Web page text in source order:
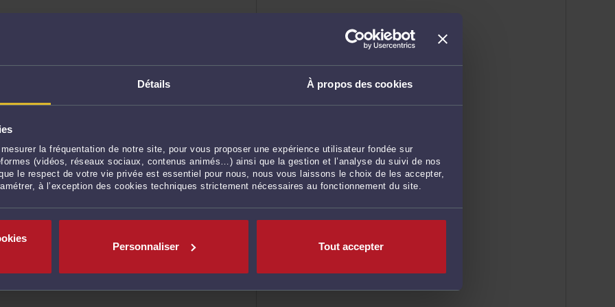
Détails À propos des cookies
la fréquentation de notre site, pour vous proposer une expérience utilisateur fondée sur
(vidéos, réseaux sociaux, contenus animés…) ainsi que la gestion et l’analyse du suivi de nos
le respect de votre vie privée est essentiel pour nous, nous vous laissons le choix de les accepter,
à l’exception des cookies techniques strictement nécessaires au fonctionnement du site.
Personnaliser Tout accepter
AYMERIES